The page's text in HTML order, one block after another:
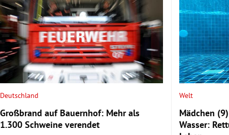
Deutschland
Großbrand auf Bauernhof: Mehr als
1.300 Schweine verendet
Welt
Mädchen
Wasser: